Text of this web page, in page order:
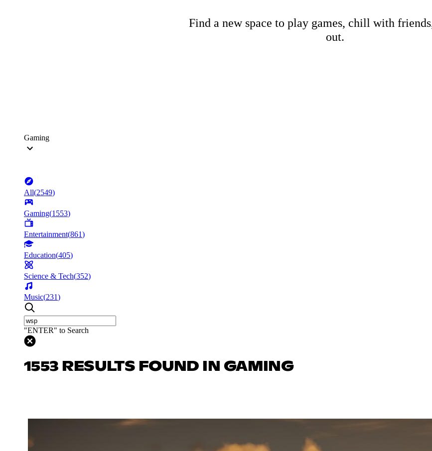
Find a new space to play games, chill with
out.
Gaming
All(2549)
Gaming(1553)
Entertainment(861)
Education(405)
Science & Tech(352)
Music(231)
"ENTER" to Search
1553 RESULTS FOUND IN GAMING